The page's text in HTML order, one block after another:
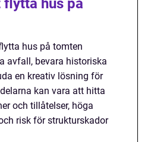
hus på
hus på tomten
avfall, bevara historiska
en kreativ lösning för
kan vara att hitta
och tillåtelser, höga
risk för strukturskador